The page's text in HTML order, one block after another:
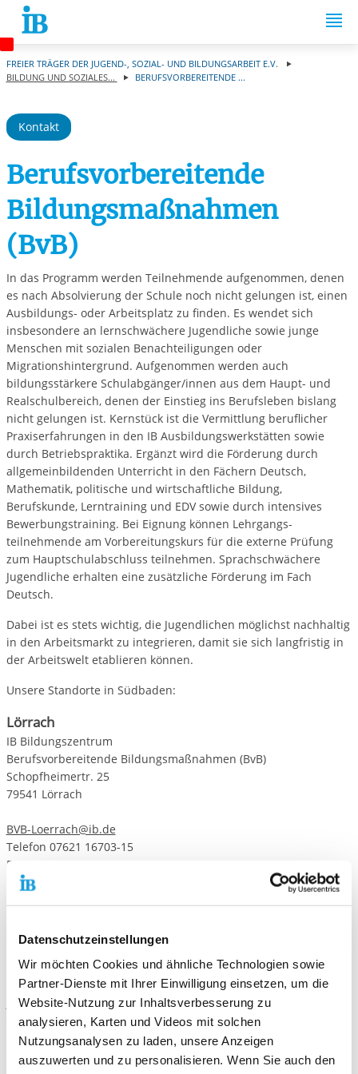
Datenschutzeinstellungen
Wir möchten Cookies und ähnliche Technologien sowie
Partner-Dienste mit Ihrer Einwilligung einsetzen, um die
Website-Nutzung zur Inhaltsverbesserung zu
analysieren, Karten und Videos mit solchen
Nutzungsanalysen zu laden, unsere Anzeigen
auszuwerten und zu personalisieren. Wenn Sie auch den
Springe zum Inhalt
FREIER TRÄGER DER JUGEND-, SOZIAL- UND BILDUNGSARBEIT E.V.
BILDUNG UND SOZIALES...
BERUFSVORBEREITENDE ...
Kontakt
Berufsvorbereitende
Bildungsmaßnahmen
(BvB)
In das Programm werden Teilnehmende aufgenommen, denen
es nach Absolvierung der Schule noch nicht gelungen ist, einen
Ausbildungs- oder Arbeitsplatz zu finden. Es wendet sich
insbesondere an lernschwächere Jugendliche sowie junge
Menschen mit sozialen Benachteiligungen oder
Migrationshintergrund. Aufgenommen werden auch
bildungsstärkere Schulabgänger/innen aus dem Haupt- und
Realschulbereich, denen der Einstieg ins Berufsleben bislang
nicht gelungen ist. Kernstück ist die Vermittlung beruflicher
Praxiserfahrungen in den IB Ausbildungswerkstätten sowie
durch Betriebspraktika. Ergänzt wird die Förderung durch
allgemeinbildenden Unterricht in den Fächern Deutsch,
Mathematik, politische und wirtschaftliche Bildung,
Berufskunde, Lerntraining und EDV sowie durch intensives
Bewerbungstraining. Bei Eignung können Lehrgangs­
teilnehmende am Vorbereitungskurs für die externe Prüfung
zum Hauptschulabschluss teilnehmen. Sprachschwächere
Jugendliche erhalten eine zusätzliche Förderung im Fach
Deutsch.
Dabei ist es stets wichtig, die Jugendlichen möglichst nachhaltig
in den Arbeitsmarkt zu integrieren, damit sie sich langfristig in
der Arbeitswelt etablieren können.
Unsere Standorte in Südbaden:
Lörrach
IB Bildungszentrum
Berufsvorbereitende Bildungsmaßnahmen (BvB)
Schopfheimertr. 25
79541 Lörrach
BVB-Loerrach@ib.de
Telefon 07621 16703-15
Fax 07621 16703-20
Bad Säckingen
Berufsvorbereitende Bildungsmaßnahmen (BvB)
79713 Bad Säckingen
BVB-Bad-Saeckingen@ib.de
Telefon 07761-55358815
Fax 07761-55358823